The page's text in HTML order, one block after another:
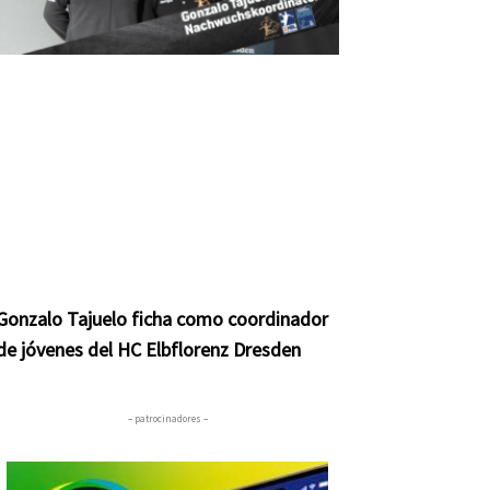
Tajuelo ficha como coordinador
jóvenes del HC Elbflorenz Dresden
– patrocinadores –